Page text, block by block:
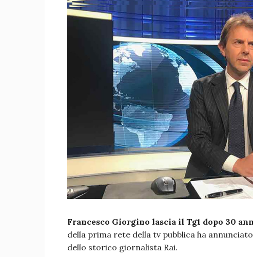
Francesco Giorgino lascia il Tg1 dopo 30
della prima rete della tv pubblica ha
dello storico giornalista Rai.